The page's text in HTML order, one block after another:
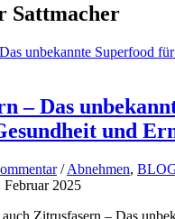
Sattmacher
– Das
und
/Abnehmen,
Februar 2025
Zitrusfasern – Das